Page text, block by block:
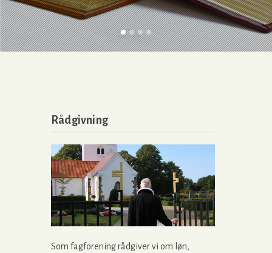
Rådgivning
Som fagforening rådgiver vi om løn,